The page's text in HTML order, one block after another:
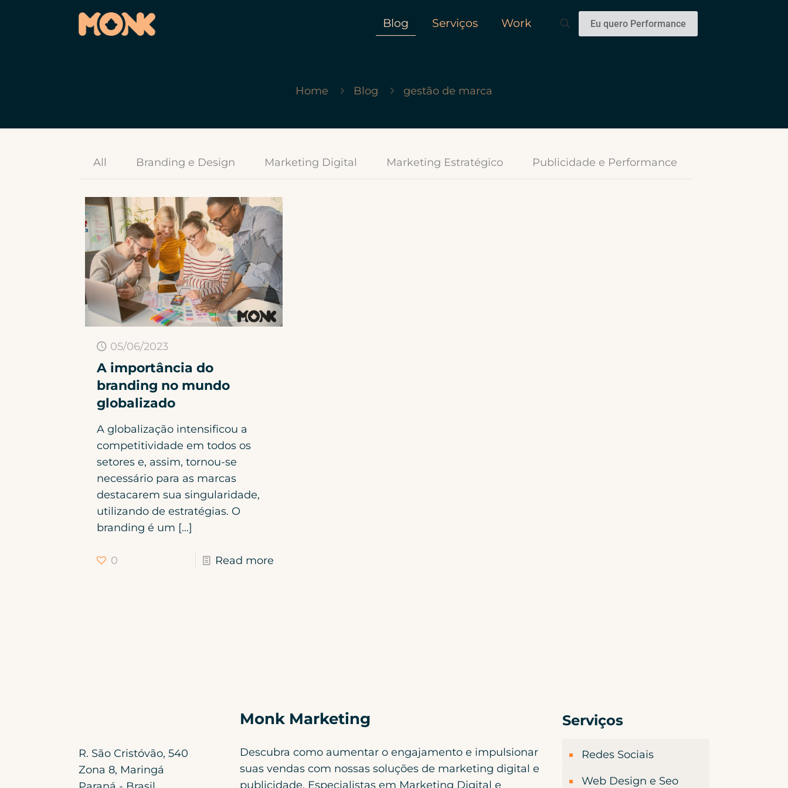
Blog Serviços Work Eu quero Performance
Home Blog gestão de marca
All Branding e Design Marketing Digital Marketing Estratégico Publicidade e Performance
05/06/2023
A importância do
branding no mundo
globalizado
A globalização intensificou a
competitividade em todos os
setores e, assim, tornou-se
necessário para as marcas
destacarem sua singularidade,
utilizando de estratégias. O
branding é um […]
0 Read more
R. São Cristóvão, 540
Zona 8, Maringá
Monk Marketing
Descubra como aumentar o engajamento e impulsionar
suas vendas com nossas soluções de marketing digital e
publicidade. Especialistas em Marketing Digital e
Serviços
Redes Sociais
Web Design e Seo